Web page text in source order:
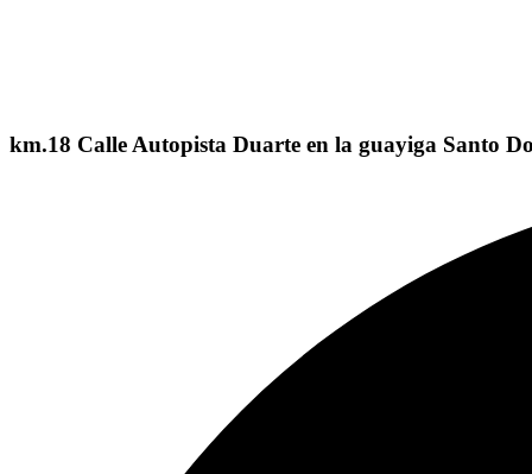
km.18 Calle Autopista Duarte en la guayiga Santo